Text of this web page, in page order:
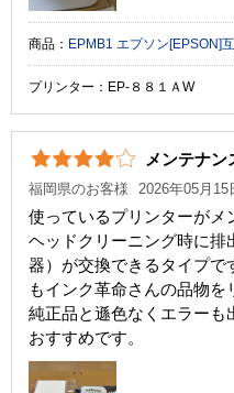
商品： EPMB1 エプソン[EPSON]
プリンター：EP-８８１ＡW
メンテナ
福岡県のお客様 2026年05月15
使っているプリンターがメ
ヘッドクリーニング時に排
器）が交換できるタイプで
もインク革命さんの品物を
純正品と遜色なくエラーも
おすすめです。